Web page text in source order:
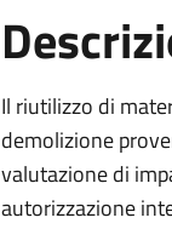
Il riutilizzo di
demolizione
valutazione di
autorizzazione